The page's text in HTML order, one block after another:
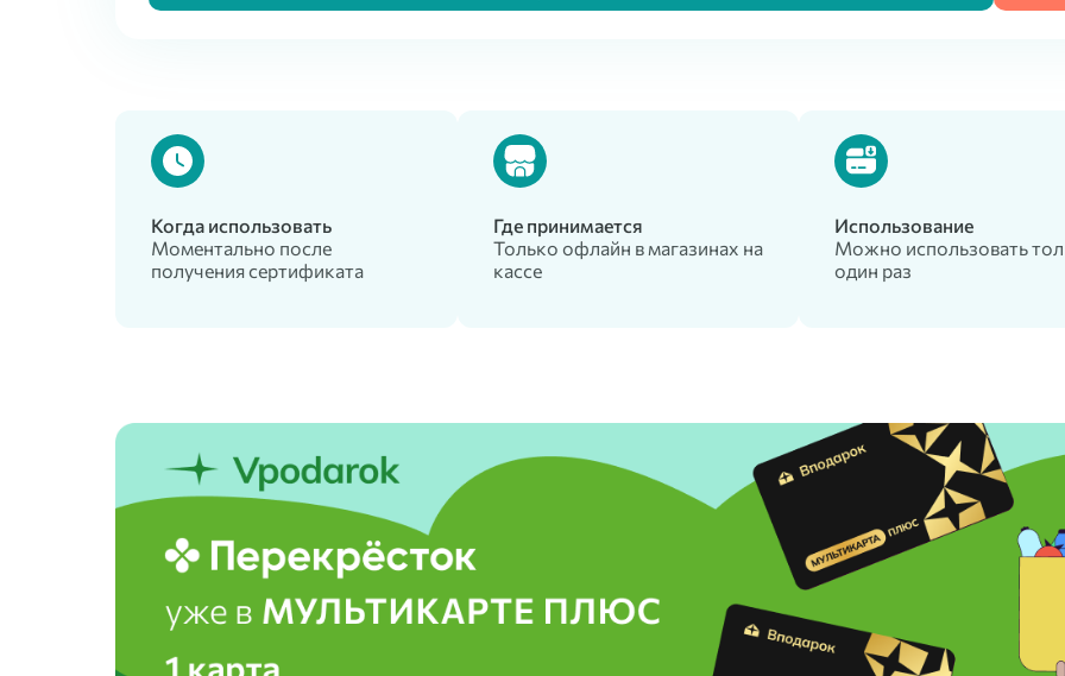
Когда использовать
Моментально после
получения сертификата
Где принимается
Только офлайн в магазинах на
кассе
Использование
Можно использовать
один раз